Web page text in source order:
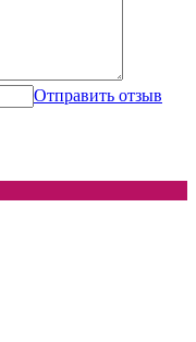
Отправить отзыв